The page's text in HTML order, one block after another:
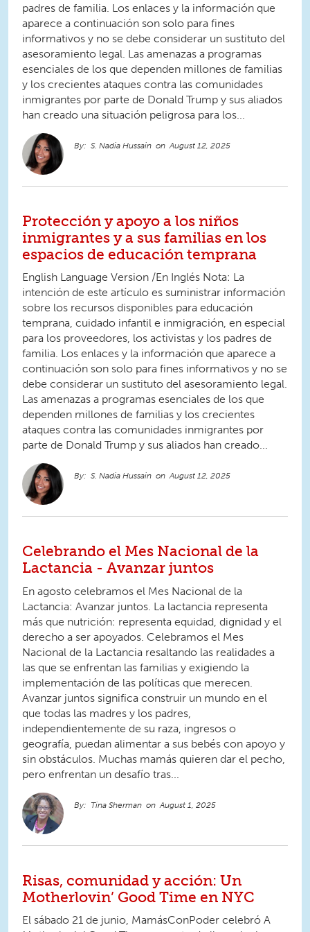
padres de familia. Los enlaces y la información que
aparece a continuación son solo para fines
informativos y no se debe considerar un sustituto del
asesoramiento legal. Las amenazas a programas
esenciales de los que dependen millones de familias
y los crecientes ataques contra las comunidades
inmigrantes por parte de Donald Trump y sus aliados
han creado una situación peligrosa para los...
S. Nadia Hussain August 12, 2025
Protección y apoyo a los niños
inmigrantes y a sus familias en los
espacios de educación temprana
English Language Version /En Inglés Nota: La
intención de este artículo es suministrar información
sobre los recursos disponibles para educación
temprana, cuidado infantil e inmigración, en especial
para los proveedores, los activistas y los padres de
familia. Los enlaces y la información que aparece a
continuación son solo para fines informativos y no se
debe considerar un sustituto del asesoramiento legal.
Las amenazas a programas esenciales de los que
dependen millones de familias y los crecientes
ataques contra las comunidades inmigrantes por
parte de Donald Trump y sus aliados han creado...
S. Nadia Hussain August 12, 2025
Celebrando el Mes Nacional de la
Lactancia - Avanzar juntos
En agosto celebramos el Mes Nacional de la
Lactancia: Avanzar juntos. La lactancia representa
más que nutrición: representa equidad, dignidad y el
derecho a ser apoyados. Celebramos el Mes
Nacional de la Lactancia resaltando las realidades a
las que se enfrentan las familias y exigiendo la
implementación de las políticas que merecen.
Avanzar juntos significa construir un mundo en el
que todas las madres y los padres,
independientemente de su raza, ingresos o
geografía, puedan alimentar a sus bebés con apoyo y
sin obstáculos. Muchas mamás quieren dar el pecho,
pero enfrentan un desafío tras...
Tina Sherman August 1, 2025
Risas, comunidad y acción: Un
Motherlovin’ Good Time en NYC
El sábado 21 de junio, MamásConPoder celebró A